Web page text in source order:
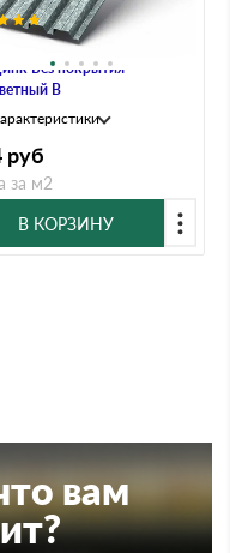
Металл Профиль Н60
Без покрытия
B
руб
за м2
В КОРЗИНУ
вам